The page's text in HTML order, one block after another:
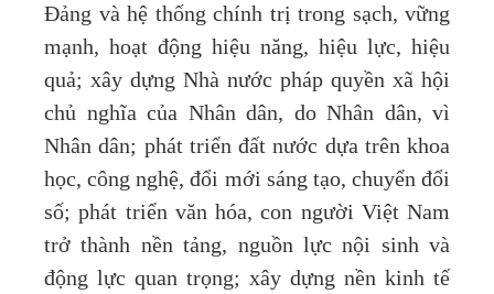
Đảng và hệ thống chính trị trong sạch, vững
mạnh, hoạt động hiệu năng, hiệu lực, hiệu
quả; xây dựng Nhà nước pháp quyền xã hội
chủ nghĩa của Nhân dân, do Nhân dân, vì
Nhân dân; phát triển đất nước dựa trên khoa
học, công nghệ, đổi mới sáng tạo, chuyển đổi
số; phát triển văn hóa, con người Việt Nam
trở thành nền tảng, nguồn lực nội sinh và
động lực quan trọng; xây dựng nền kinh tế